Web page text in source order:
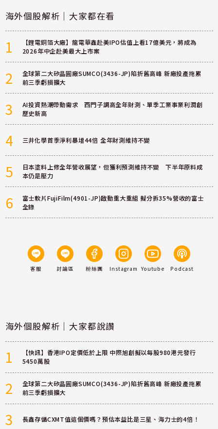
海外個股解析｜大家都在看
1
【鋰電銅箔大廠】龍電華鑫赴美IPO估值上看17億美元，將成為
2026年中企赴美最大上市案
2
全球第二大矽晶圓廠SUMCO(3436-JP)陷折舊高峰 新廠投產拖累
前三季虧損擴大
3
AI投資熱潮帶動需求 西門子調高全年財測、單季工業事業利潤創
歷史新高
4 三井化學首季淨利暴增44倍 全年財測維持不變
5
日本塗料上修全年營收展望，但獲利預測維持不變 下半年原料成
本仍是壓力
6
富士軟片FujiFilm(4901-JP)啟動重大重組 擬分拆35%營收的富士
全錄
客服 討論區 粉絲團 Instagram Youtube Podcast
海外個股解析｜大家都說讚
1
【快訊】香港IPO定價低於上限 中際旭創擬以每股980港元發行
5450萬股
2
全球第二大矽晶圓廠SUMCO(3436-JP)陷折舊高峰 新廠投產拖累
前三季虧損擴大
3 長鑫存儲CXMT值這個價嗎？預估本益比是三星、海力士的4倍！